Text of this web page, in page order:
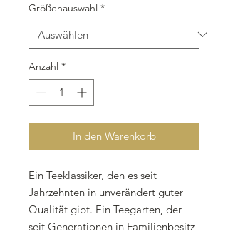
Größenauswahl *
Anzahl *
In den Warenkorb
Ein Teeklassiker, den es seit
Jahrzehnten in unverändert guter
Qualität gibt. Ein Teegarten, der
seit Generationen in Familienbesitz